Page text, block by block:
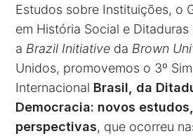
Estudos sobre Instituições, o
em História Social e Ditaduras
a Brazil Initiative da Brown
Unidos, promovemos o 3º
Internacional Brasil, da
Democracia: novos
perspectivas, que ocorreu